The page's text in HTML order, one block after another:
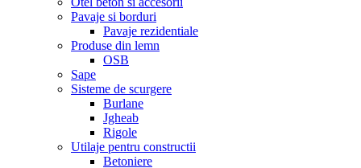
Pavaje si borduri
Pavaje rezidentiale
Produse din lemn
OSB
Sape
Sisteme de scurgere
Burlane
Jgheab
Rigole
Utilaje pentru constructii
Betoniere